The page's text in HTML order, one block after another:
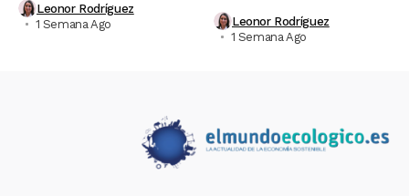
Leonor Rodríguez
1 Semana Ago
Leonor Rodríguez
1 Semana Ago